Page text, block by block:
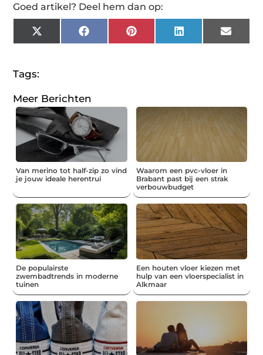
Goed artikel? Deel hem dan op:
X
(Twitter)
FacebookPinterestLinkedInEmail
Tags:
Meer Berichten
Van merino tot half-zip zo vind
je jouw ideale herentrui
Waarom een pvc-vloer in
Brabant past bij een strak
verbouwbudget
De populairste
zwembadtrends in moderne
tuinen
Een houten vloer kiezen met
hulp van een vloerspecialist in
Alkmaar